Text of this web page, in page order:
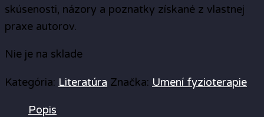
skúsenosti, názory a poznatky získané z vlastnej
praxe autorov.
Nie je na sklade
Kategória: Literatúra Značka: Umení fyzioterapie
Popis